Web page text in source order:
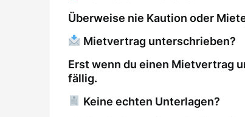
Überweise nie Kaution oder
Mietvertrag unterschrieben?
Erst wenn du einen Mietvertrag
fällig.
Keine echten Unterlagen?